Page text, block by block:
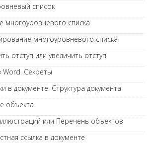
список
многоуровневого списка
многоуровневого списка
отступ или увеличить отступ
Word. Секреты
в документе. Структура документа
объекта
или Перечень объектов
ссылка в документе